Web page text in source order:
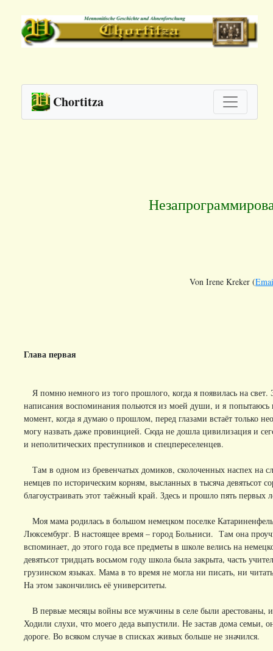
Chortitza
Von Irene Kreker (
Глава первая
Я помню немного из того прошлого, когда я появилась на
написания воспоминания польются из моей души, и я
момент, когда я думаю о прошлом, перед глазами встаёт только
могу назвать даже провинцией. Сюда не дошла цивилизация и
и неполитических преступников и спецпереселенцев.
Там в одном из бревенчатых домиков, сколоченных наспех на
немцев по историческим корням, высланных в тысяча девятьсот
благоустраивать этот таёжный край. Здесь и прошло пять первых
Моя мама родилась в большом немецком поселке
Люксембург. В настоящее время – город Больниси. Там она
вспоминает, до этого года все предметы в школе велись на
девятьсот тридцать восьмом году школа была закрыта, часть
грузинском языках. Мама в то время не могла ни писать, ни
На этом закончились её университеты.
В первые месяцы войны все мужчины в селе были арестованы,
Ходили слухи, что моего деда выпустили. Не застав дома
дороге. Во всяком случае в списках живых больше не значился.